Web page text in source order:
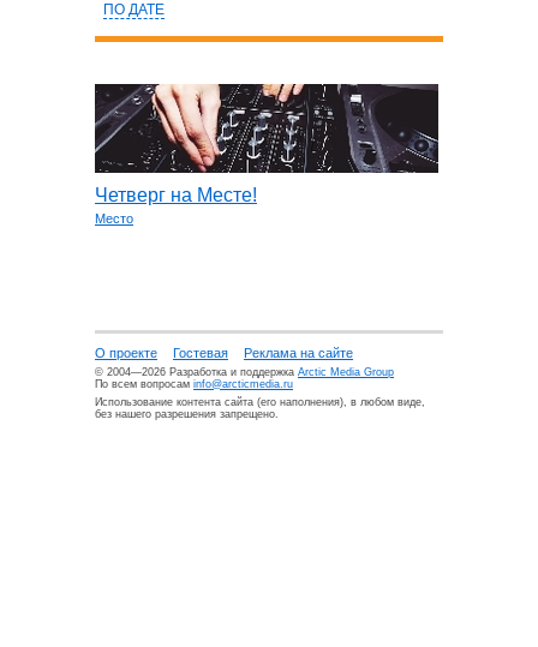
ПО ДАТЕ
Четверг на Месте!
Место
О проекте Гостевая Реклама на сайте
© 2004—2026 Разработка и поддержка Arctic Media Group
По всем вопросам info@arcticmedia.ru
Использование контента сайта (его наполнения), в любом виде,
без нашего разрешения запрещено.